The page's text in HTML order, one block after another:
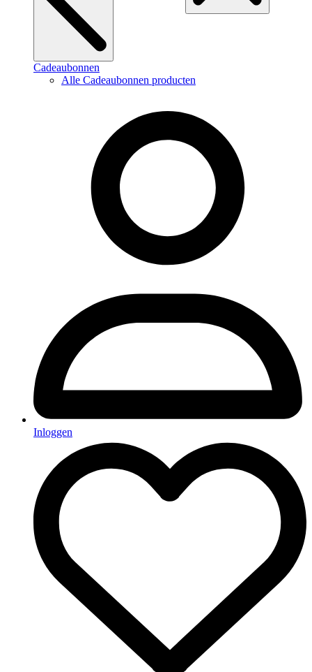
Cadeaubonnen
Alle Cadeaubonnen producten
Inloggen